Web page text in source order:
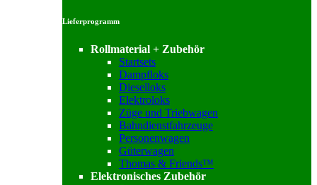
Lieferprogramm
Rollmaterial + Zubehör
Startsets
Dampfloks
Dieselloks
Elektroloks
Züge und Triebwagen
Bahndienstfahrzeuge
Personenwagen
Güterwagen
Thomas & Friends™
Elektronisches Zubehör